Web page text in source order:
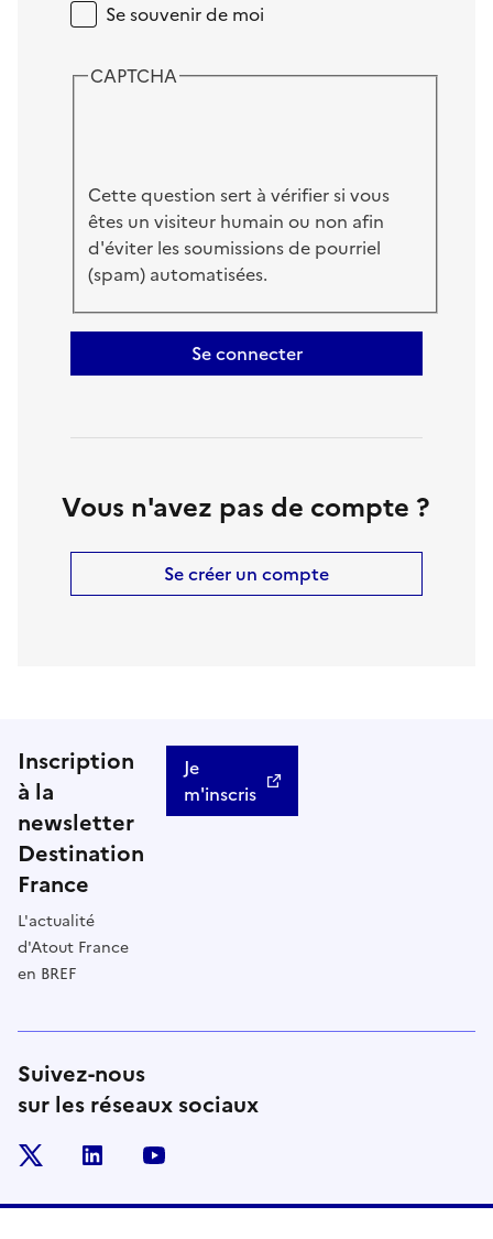
Se souvenir de moi
CAPTCHA
Cette question sert à vérifier si vous
êtes un visiteur humain ou non afin
d'éviter les soumissions de pourriel
(spam) automatisées.
Se connecter
Vous n'avez pas de compte ?
Se créer un compte
Inscription
à la
newsletter
Destination
France
L'actualité
d'Atout France
en BREF
Je
m'inscris
Suivez-nous
sur les réseaux sociaux
linkedin